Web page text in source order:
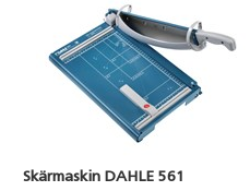
Skärmaskin DAHLE 561